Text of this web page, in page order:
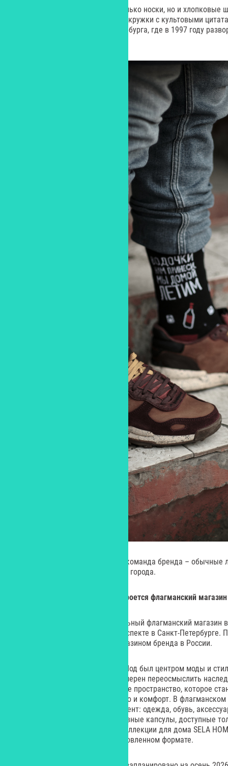
В коллекция можно найти не только носки, но и хлопковые
открытки и даже керамические кружки с культовыми
исторической части Санкт-Петербурга, где в 1997 году
В качестве моделей выступила команда бренда –
аутентичные декорации хмурого города.
В петербургском Доме Мод откроется флагманский
Бренд SELA откроет концептуальный флагманский
Мод на Каменноостровском проспекте в Санкт-Петербурге.
этажа и станет крупнейшим магазином бренда в России.
Открывшийся в 1968 году Дом Мод был центром моды и
представителей SELA, бренд намерен переосмыслить
создав на его месте современное пространство, которое
всех, кто ценит красоту, качество и комфорт. В
максимально широкий ассортимент: одежда, обувь,
детей всех возрастов, эксклюзивные капсулы, доступные
SELA YOUNG, SELA PREMIUM и коллекции для дома SELA
появится также vigge café в обновленном формате.